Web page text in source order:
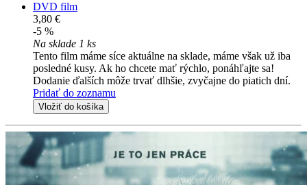
DVD film
3,80 €
-5 %
Na sklade 1 ks
Tento film máme síce aktuálne na sklade, máme však už iba
posledné kusy. Ak ho chcete mať rýchlo, ponáhľajte sa!
Dodanie ďalších môže trvať dlhšie, zvyčajne do piatich dní.
Pridať do zoznamu
Vložiť do košíka